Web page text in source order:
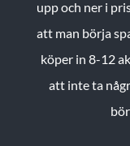
upp och ner i
att man börja
köper in 8-12
att inte ta